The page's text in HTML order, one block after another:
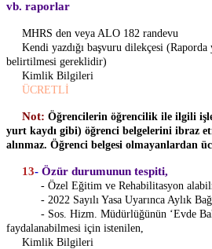
vb. raporlar
MHRS den veya ALO 182 randevu
Kendi yazdığı başvuru dilekçesi (Raporda
belirtilmesi gereklidir)
Kimlik Bilgileri
ÜCRETLİ
Not: Öğrencilerin öğrencilik ile ilgili
yurt kaydı gibi) öğrenci belgelerini ibraz
alınmaz. Öğrenci belgesi olmayanlardan
13- Özür durumunun tespiti,
- Özel Eğitim ve Rehabilitasyon
- 2022 Sayılı Yasa Uyarınca Aylık
- Sos. Hizm. Müdürlüğünün ‘Evde
faydalanabilmesi için istenilen,
Kimlik Bilgileri